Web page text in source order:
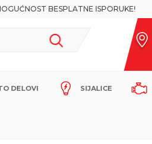
BESPLATNE ISPORUKE!
DELOVI SIJALICE